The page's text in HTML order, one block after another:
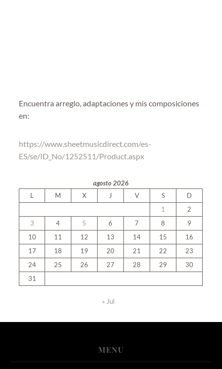
Encuentra arreglo, adaptaciones y mis composiciones
en:
https://www.sheetmusicdirect.com/es-
ES/se/ID_No/1252511/Product.aspx
agosto 2026
L
M X J V S
D
1
2
3
4 5 6 7 8
9
10
11 12 13 14 15
16
17
18 19 20 21 22
23
24
25 26 27 28 29
30
31
« Jul
MENU